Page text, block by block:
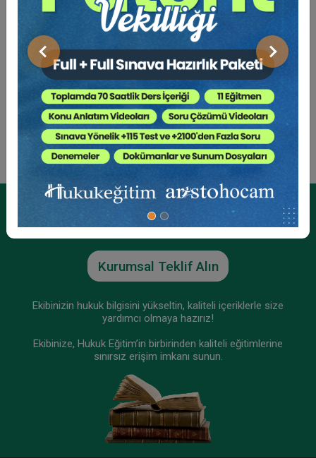
Önceki Sonraki
sürdürmektedir.
Sosyal Medya
Kurumsal Üyelikler İçin
Kurumsal Teklif Alın
Ekibinizin hukuk bilgisini yükseltin, kaliteli içeriklerle size
yardımcı olmaya hazırız!
Ekibinize, Hukuk Eğitim’in birbirinden kaliteli eğitimlerine
sınırsız erişim imkanı sunun.